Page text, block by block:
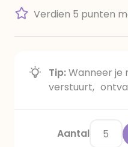
Verdien 5 punten
Tip:Wanneer je
verstuurt,
Aantal